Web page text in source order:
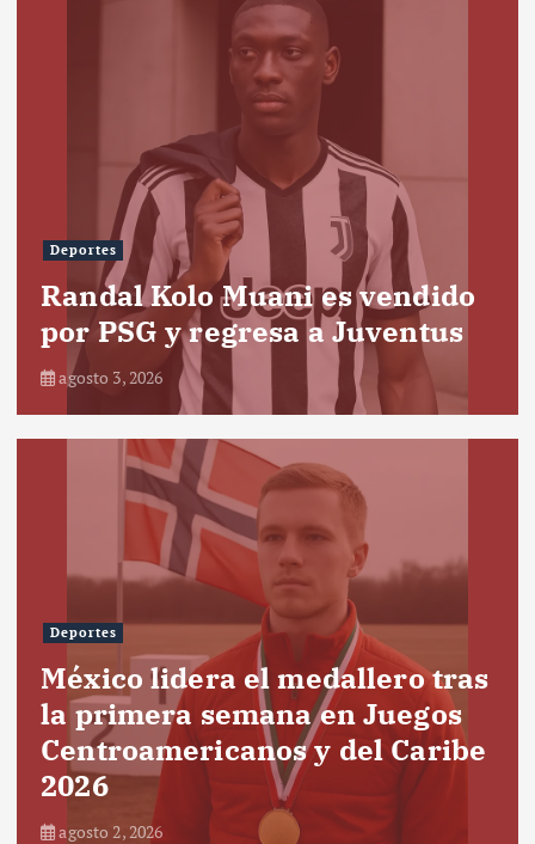
Deportes
Randal Kolo Muani es vendido
por PSG y regresa a Juventus
agosto 3, 2026
Deportes
México lidera el medallero tras
la primera semana en Juegos
Centroamericanos y del Caribe
2026
agosto 2, 2026